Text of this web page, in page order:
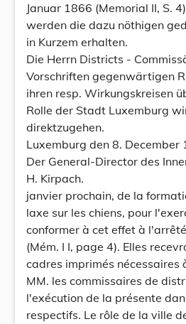
Januar 1866 (Memorial II, S.
werden die dazu nöthigen
in Kurzem erhalten.
Die Herrn Districts -
Vorschriften gegenwärtigen
ihren resp. Wirkungskreisen
Rolle der Stadt Luxemburg
direktzugehen.
Luxemburg den 8. December
Der General-Director des
H. Kirpach.
janvier prochain, de la
laxe sur les chiens, pour
conformer à cet effet à
(Mém. I I, page 4). Elles
cadres imprimés nécessaires
MM. les commissaires de
l'exécution de la présente
respectifs. Le rôle de la ville